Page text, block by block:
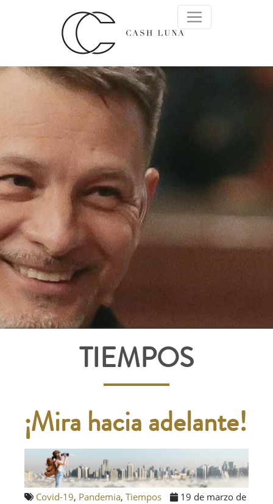
TIEMPOS
¡Mira hacia adelante!
Covid-19, Pandemia, Tiempos
19 de marzo de